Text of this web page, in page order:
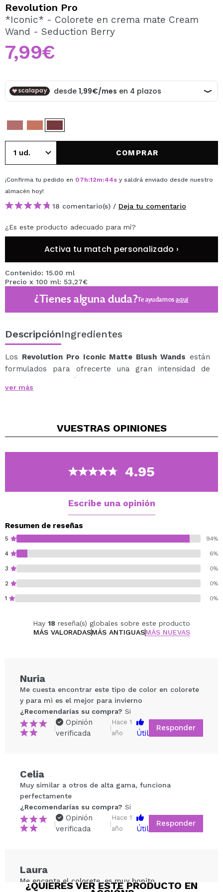
Al crear una cuenta en Maquillalia.com podrás realizar
tus compras rápidamente, revisar el estado de tus
Revolution Pro
*Iconic* - Colorete en crema mate Cream
Wand - Seduction Berry
7,99€
COMPRAR
¡Confirma tu pedido en 07h:12m:44s y saldrá enviado desde nuestro
almacén hoy!
18 comentario(s) / Deja tu comentario
¿Es este producto adecuado para mí?
Activa tu match personalizado ›
Contenido: 15.00 ml
Precio x 100 ml: 53,27€
¿Tienes alguna duda?Te ayudamosaquí
DescripciónIngredientes
Los Revolution Pro Iconic Matte Blush Wands están
formulados para ofrecerte una gran intensidad de
color con un magnífico efecto mate.
Estos coloretes son de fórmula ligera que se difumina
Disponibles en varios tonos que se adaptan a todos los
para el glamour diario.
Ideal para todo tipo de pieles.
ver más
VUESTRAS OPINIONES
4.95
Escribe una opinión
Resumen de reseñas
5 94%
4 6%
3 0%
2 0%
1 0%
Hay 18 reseña(s) globales sobre este producto
MÁS VALORADASMÁS ANTIGUASMÁS NUEVAS
Tu vídeo podría ser el primero. Imagínatelo...
¿Recomendarías su compra? Si No
5/5
Nuria
Me cuesta encontrar este tipo de color en colorete
y para mi es el mejor para invierno
¿Recomendarías su compra? Si
|
Opinión
verificada
|
Hace 1
año
Útil
Responder
Celia
Muy similar a otros de alta gama, funciona
perfectamente
¿Recomendarías su compra? Si
|
Opinión
verificada
|
Hace 1
año
Útil
Responder
Laura
Me encanta el colorete, es muy bonito
¿QUIERES VER ESTE PRODUCTO EN